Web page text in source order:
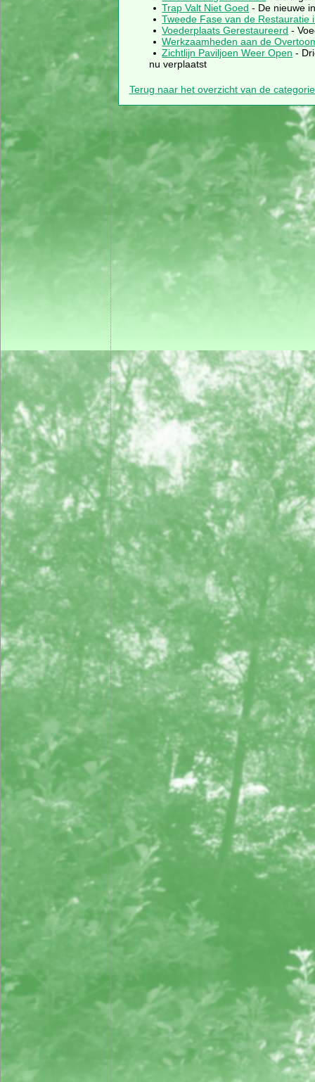
Trap Valt Niet Goed - De nieuwe
Tweede Fase van de Restauratie
Voederplaats Gerestaureerd -
Werkzaamheden aan de
Zichtlijn Paviljoen Weer Open -
nu verplaatst
Terug naar het overzicht van de